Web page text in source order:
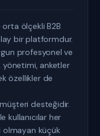
ölçekli B2B
bir platformdur.
profesyonel ve
yönetimi, anketler
özellikler de
desteğidir.
her
olmayan küçük